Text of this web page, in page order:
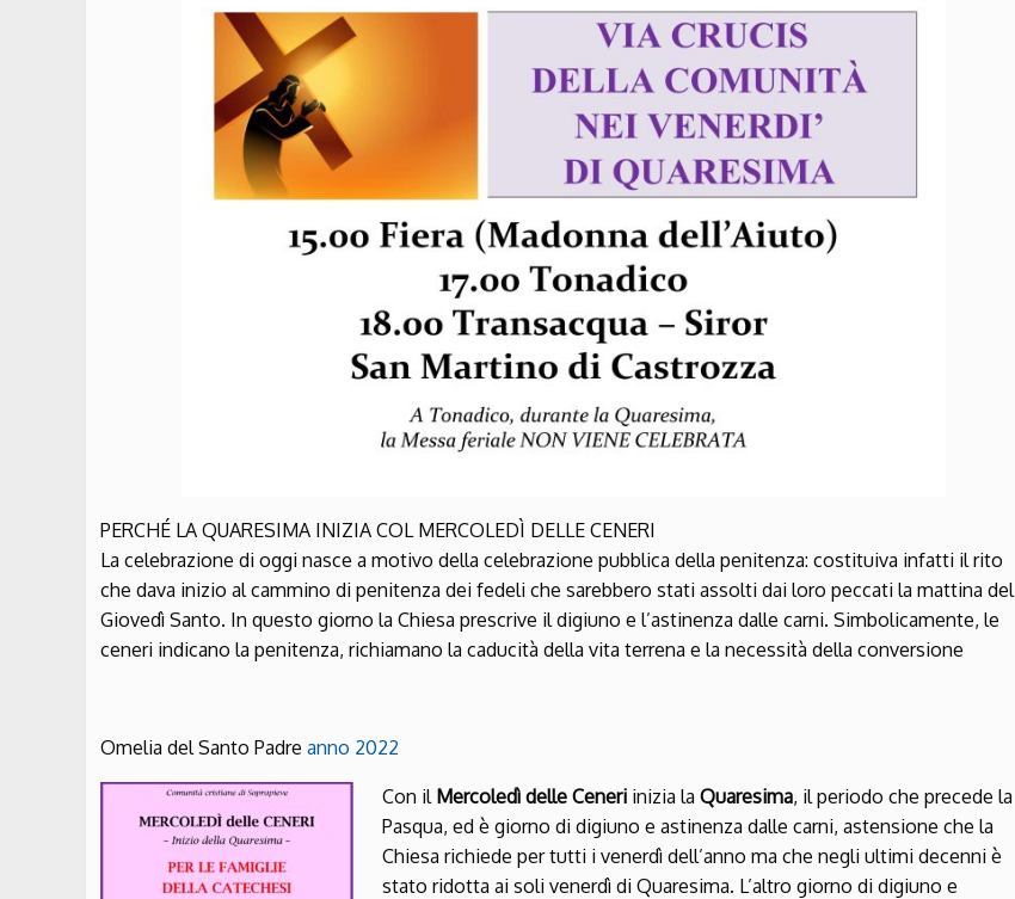
PERCHÉ LA QUARESIMA INIZIA COL MERCOLEDÌ DELLE CENERI
La celebrazione di oggi nasce a motivo della celebrazione pubblica della penitenza: costituiva infatti il rito
che dava inizio al cammino di penitenza dei fedeli che sarebbero stati assolti dai loro peccati la mattina del
Giovedì Santo. In questo giorno la Chiesa prescrive il digiuno e l’astinenza dalle carni. Simbolicamente, le
ceneri indicano la penitenza, richiamano la caducità della vita terrena e la necessità della conversione
Omelia del Santo Padre anno 2022
Con il Mercoledì delle Ceneri inizia la Quaresima, il periodo che precede la
Pasqua, ed è giorno di digiuno e astinenza dalle carni, astensione che la
Chiesa richiede per tutti i venerdì dell’anno ma che negli ultimi decenni è
stato ridotta ai soli venerdì di Quaresima. L’altro giorno di digiuno e